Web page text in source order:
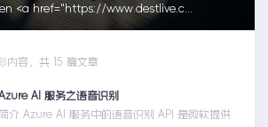
<a href="https://www.destlive.c...
内容，共 15 篇文章
AI 服务之语音识别
简介 Azure AI 服务中的语音识别 API 是微软提供的